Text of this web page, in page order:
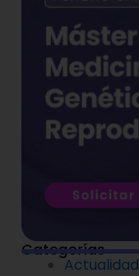
Categorías
Actualidad